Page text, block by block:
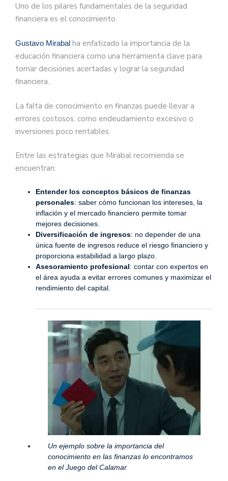
Uno de los pilares fundamentales de la seguridad
financiera es el conocimiento.
Gustavo Mirabal ha enfatizado la importancia de la
educación financiera como una herramienta clave para
tomar decisiones acertadas y lograr la seguridad
financiera..
La falta de conocimiento en finanzas puede llevar a
errores costosos, como endeudamiento excesivo o
inversiones poco rentables.
Entre las estrategias que Mirabal recomienda se
encuentran:
Entender los conceptos básicos de finanzas
personales: saber cómo funcionan los intereses, la
inflación y el mercado financiero permite tomar
mejores decisiones.
Diversificación de ingresos: no depender de una
única fuente de ingresos reduce el riesgo financiero y
proporciona estabilidad a largo plazo.
Asesoramiento profesional: contar con expertos en
el área ayuda a evitar errores comunes y maximizar el
rendimiento del capital.
Un ejemplo sobre la importancia del
conocimiento en las finanzas lo encontramos
en el Juego del Calamar